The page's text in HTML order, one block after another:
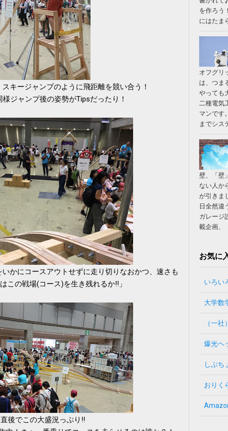
キージャンプのように飛距離を競い合う！
ジャンプ後の姿勢がTipsだったり！
かにコースアウトせずに走り切りなおかつ、速さも
この戦場(コース)を生き残れるか‼」
後でこの大盛況っぷり‼
を作ろう
にはたま
オフグリ
は、つま
やっても
二種電気
マンです
までシス
壁、「壁
ない人か
が引きま
日全然違
ガレージ
載企画、
お気に
いろい
大学数
（一
爆光ヘ
しぶち
おりく